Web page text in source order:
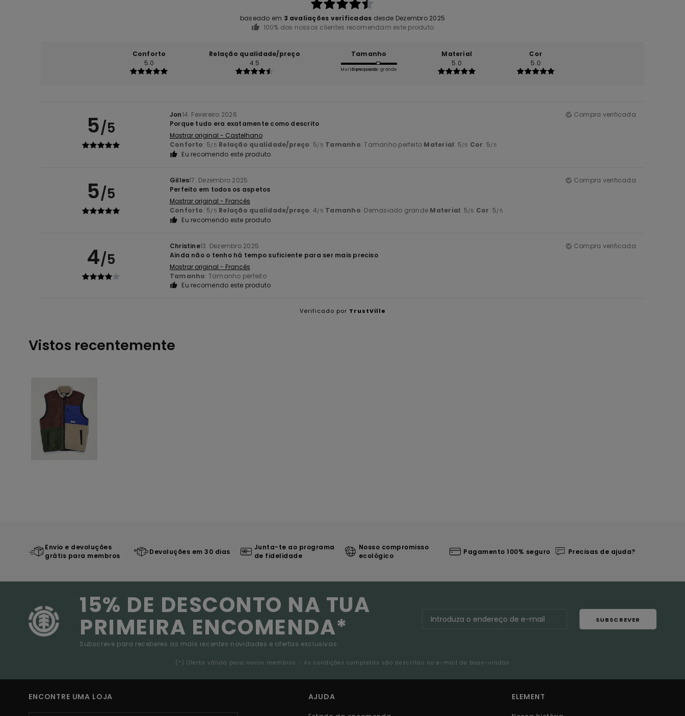
baseado em 3 avaliações verificadas desde Dezembro 2025
100% dos nossos clientes recomendam este produto
Conforto
5.0
Relação qualidade/preço
4.5
Tamanho
Muito pequeno
Demasiado grande
Material
5.0
Cor
5.0
5/5
Jon14. Fevereiro 2026
Compra verificada
Porque tudo era exatamente como descrito
Mostrar original - Castelhano
Conforto: 5/5 Relação qualidade/preço: 5/5 Tamanho: Tamanho perfeito Material: 5/5 Cor: 5/5
Eu recomendo este produto
5/5
Gilles17. Dezembro 2025
Compra verificada
Perfeito em todos os aspetos
Mostrar original - Francês
Conforto: 5/5 Relação qualidade/preço: 4/5 Tamanho: Demasiado grande Material: 5/5 Cor: 5/5
Eu recomendo este produto
4/5
Christine13. Dezembro 2025
Compra verificada
Ainda não o tenho há tempo suficiente para ser mais preciso
Mostrar original - Francês
Tamanho: Tamanho perfeito
Eu recomendo este produto
Verificado por TrustVille
Vistos recentemente
Envio e devoluções
grátis para membros
Devoluções em 30 dias
Junta-te ao programa
de fidelidade
Nosso compromisso
ecológico
Pagamento 100% seguro Precisas de ajuda?
15% DE DESCONTO NA TUA
PRIMEIRA ENCOMENDA*
Subscreve para receberes as mais recentes novidades e ofertas exclusivas.
SUBSCREVER
(*) Oferta válida para novos membros - As condições completas são descritas no e-mail de boas-vindas
ENCONTRE UMA LOJA AJUDA ELEMENT